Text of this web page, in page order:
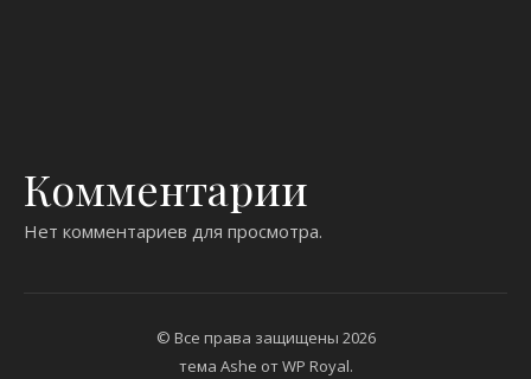
Комментарии
Нет комментариев для просмотра.
© Все права защищены 2026
тема Ashe отWP Royal.